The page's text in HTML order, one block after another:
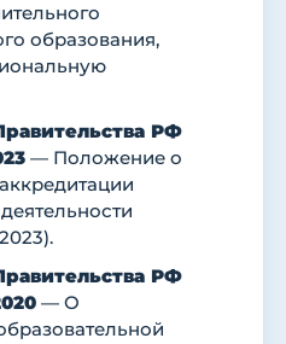
образования,
РФ
— Положение о
РФ
— О